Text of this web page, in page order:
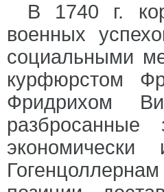
В 1740 г.
военных
социальными
курфюрстом
Фридрихом